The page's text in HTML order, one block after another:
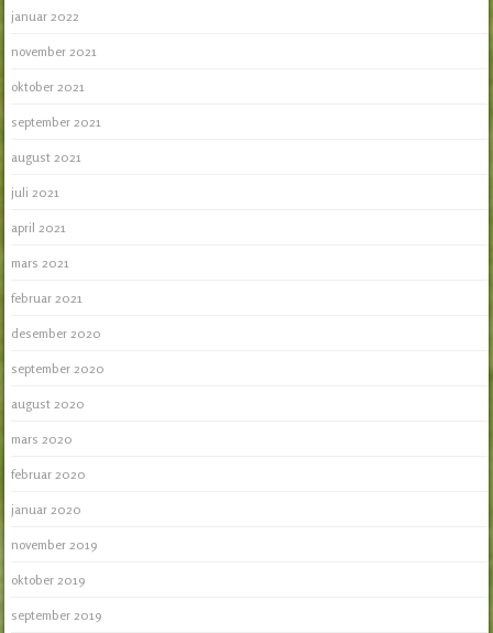
januar 2022
november 2021
oktober 2021
september 2021
august 2021
juli 2021
april 2021
mars 2021
februar 2021
desember 2020
september 2020
august 2020
mars 2020
februar 2020
januar 2020
november 2019
oktober 2019
september 2019